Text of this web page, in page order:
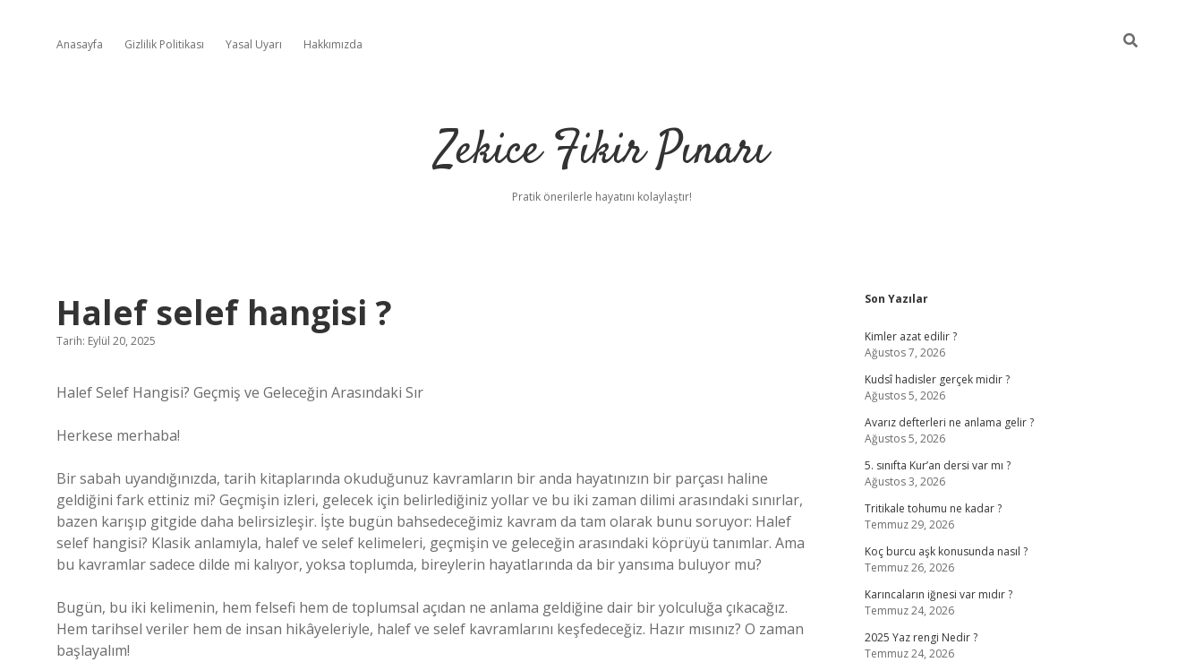
Anasayfa Gizlilik Politikası Yasal Uyarı Hakkımızda
Zekice Fikir Pınarı
Pratik önerilerle hayatını kolaylaştır!
Halef selef hangisi ?
Tarih: Eylül 20, 2025
Halef Selef Hangisi? Geçmiş ve Geleceğin Arasındaki Sır
Herkese merhaba!
Bir sabah uyandığınızda, tarih kitaplarında okuduğunuz kavramların bir anda hayatınızın bir parçası haline
geldiğini fark ettiniz mi? Geçmişin izleri, gelecek için belirlediğiniz yollar ve bu iki zaman dilimi arasındaki sınırlar,
bazen karışıp gitgide daha belirsizleşir. İşte bugün bahsedeceğimiz kavram da tam olarak bunu soruyor: Halef
selef hangisi? Klasik anlamıyla, halef ve selef kelimeleri, geçmişin ve geleceğin arasındaki köprüyü tanımlar. Ama
bu kavramlar sadece dilde mi kalıyor, yoksa toplumda, bireylerin hayatlarında da bir yansıma buluyor mu?
Bugün, bu iki kelimenin, hem felsefi hem de toplumsal açıdan ne anlama geldiğine dair bir yolculuğa çıkacağız.
Hem tarihsel veriler hem de insan hikâyeleriyle, halef ve selef kavramlarını keşfedeceğiz. Hazır mısınız? O zaman
başlayalım!
Sidebar
Son Yazılar
Kimler azat edilir ?
Ağustos 7, 2026
Kudsî hadisler gerçek midir ?
Ağustos 5, 2026
Avarız defterleri ne anlama gelir ?
Ağustos 5, 2026
5. sınıfta Kur’an dersi var mı ?
Ağustos 3, 2026
Tritikale tohumu ne kadar ?
Temmuz 29, 2026
Koç burcu aşk konusunda nasıl ?
Temmuz 26, 2026
Karıncaların iğnesi var mıdır ?
Temmuz 24, 2026
2025 Yaz rengi Nedir ?
Temmuz 24, 2026